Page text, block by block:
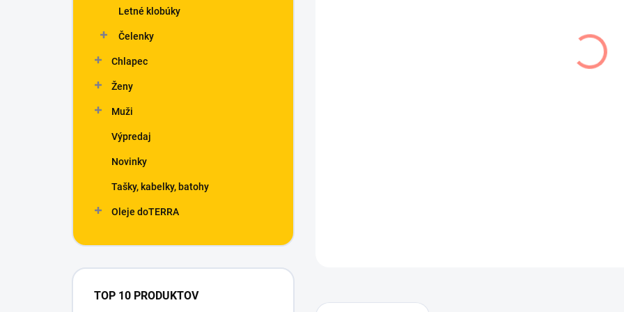
Letné klobúky
Čelenky
Chlapec
Ženy
Muži
Výpredaj
Novinky
Tašky, kabelky, batohy
Oleje doTERRA
TOP 10 PRODUKTOV